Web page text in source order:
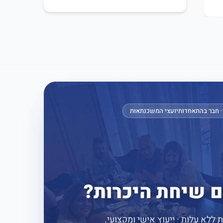
יועצי המשכנתאות
שיחת היכרות?
ללא עלות · ייעוץ אישי ומקצועי.